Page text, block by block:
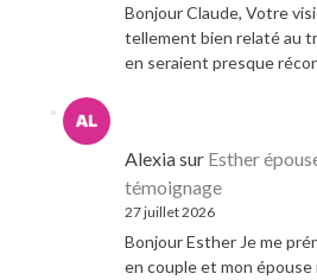
Bonjour Claude, Votre
tellement bien relaté au
en seraient presque
Alexiasur Esther
témoignage
27 juillet 2026
Bonjour Esther Je me
en couple et mon